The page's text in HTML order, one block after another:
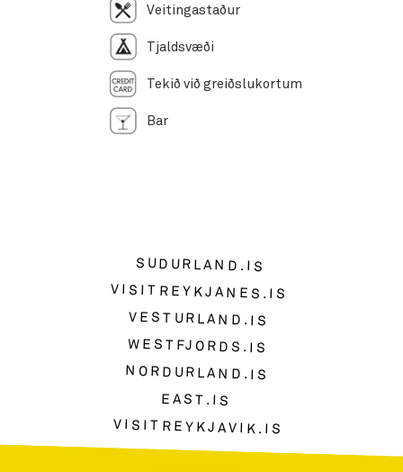
Veitingastaður
Tjaldsvæði
Tekið við greiðslukortum
Bar
SUDURLAND.IS
VISITREYKJANES.IS
VESTURLAND.IS
WESTFJORDS.IS
NORDURLAND.IS
EAST.IS
VISITREYKJAVIK.IS